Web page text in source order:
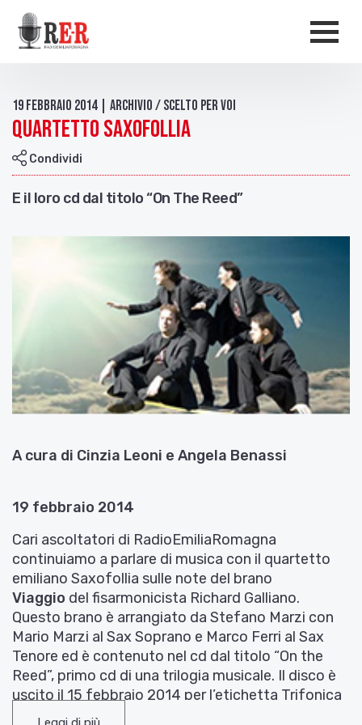
Salta al contenuto principale
19 Febbraio 2014 | Archivio / Scelto per voi
Quartetto Saxofollia
Condividi
E il loro cd dal titolo “On The Reed”
A cura di Cinzia Leoni e Angela Benassi
19 febbraio 2014
Cari ascoltatori di RadioEmiliaRomagna
continuiamo a parlare di musica con il quartetto
emiliano Saxofollia sulle note del brano
Viaggio del fisarmonicista Richard Galliano.
Questo brano è arrangiato da Stefano Marzi con
Mario Marzi al Sax Soprano e Marco Ferri al Sax
Tenore ed è contenuto nel cd dal titolo “On the
Reed”, primo cd di una trilogia musicale. Il disco è
uscito il 15 febbraio 2014 per l’etichetta Trifonica
di Reggio Emilia e distribuito da Believe Digital.